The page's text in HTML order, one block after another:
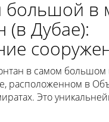
в
(в Дубае):
в самом большом
расположенном в
Это